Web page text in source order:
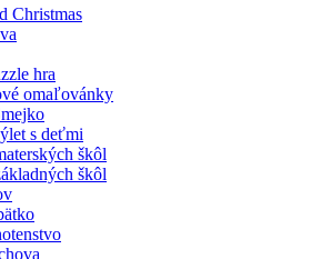
Christmas
hra
omaľovánky
s deťmi
škôl
škôl